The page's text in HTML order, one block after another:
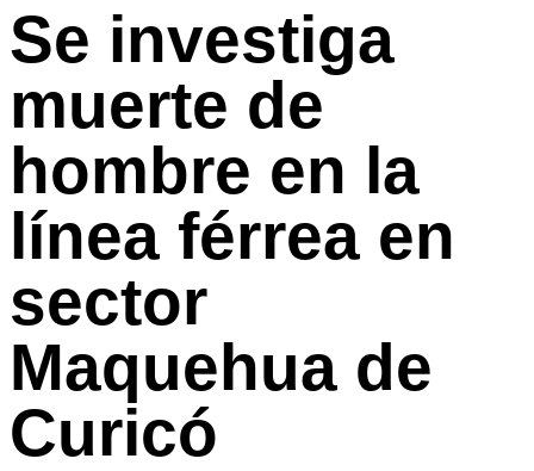
Se investiga
muerte de
hombre en la
línea férrea en
sector
Maquehua de
Curicó